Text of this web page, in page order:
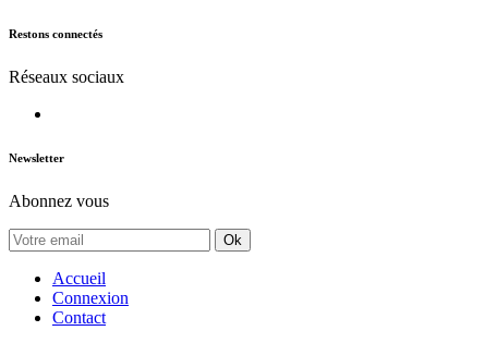
Restons connectés
Réseaux sociaux
Newsletter
Abonnez vous
Ok
Accueil
Connexion
Contact